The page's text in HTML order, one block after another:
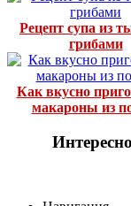
Рецепт супа из
грибами
Как вкусно
макароны из